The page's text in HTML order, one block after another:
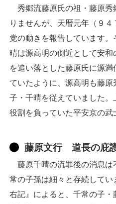
秀郷流藤原氏の祖・藤原秀
りませんが、天暦元年（９
党の動きを報告しています
晴は源高明の側近として安
を追い落とした藤原氏に源
ていたように、源高明も藤
子・千晴を従えていました
役割を負っていた平安京の武
藤原文行 道長の庇
藤原千晴の流罪後の消息は
常の子孫は細々と存続して
右記』によると、千常の子